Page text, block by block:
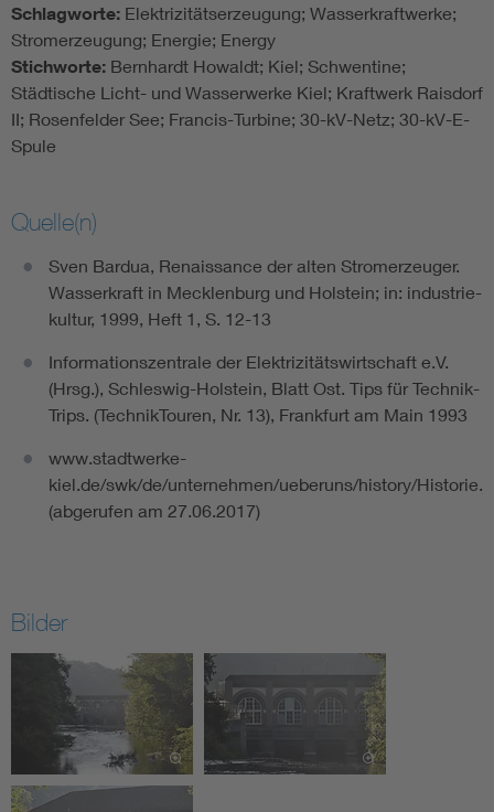
Schlagworte: Elektrizitätserzeugung; Wasserkraftwerke;
Stromerzeugung; Energie; Energy
Stichworte: Bernhardt Howaldt; Kiel; Schwentine;
Städtische Licht- und Wasserwerke Kiel; Kraftwerk Raisdorf
II; Rosenfelder See; Francis-Turbine; 30-kV-Netz; 30-kV-E-
Spule
Quelle(n)
Sven Bardua, Renaissance der alten Stromerzeuger.
Wasserkraft in Mecklenburg und Holstein; in: industrie-
kultur, 1999, Heft 1, S. 12-13
Informationszentrale der Elektrizitätswirtschaft e.V.
(Hrsg.), Schleswig-Holstein, Blatt Ost. Tips für Technik-
Trips. (TechnikTouren, Nr. 13), Frankfurt am Main 1993
www.stadtwerke-
kiel.de/swk/de/unternehmen/ueberuns/history/
(abgerufen am 27.06.2017)
Bilder